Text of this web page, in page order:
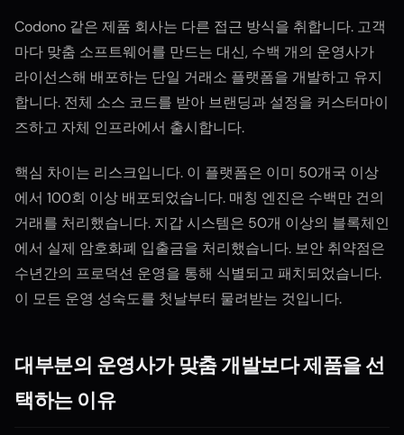
Codono 같은 제품 회사는 다른 접근 방식을 취합니다. 고객
마다 맞춤 소프트웨어를 만드는 대신, 수백 개의 운영사가
라이선스해 배포하는 단일 거래소 플랫폼을 개발하고 유지
합니다. 전체 소스 코드를 받아 브랜딩과 설정을 커스터마이
즈하고 자체 인프라에서 출시합니다.
핵심 차이는 리스크입니다. 이 플랫폼은 이미 50개국 이상
에서 100회 이상 배포되었습니다. 매칭 엔진은 수백만 건의
거래를 처리했습니다. 지갑 시스템은 50개 이상의 블록체인
에서 실제 암호화폐 입출금을 처리했습니다. 보안 취약점은
수년간의 프로덕션 운영을 통해 식별되고 패치되었습니다.
이 모든 운영 성숙도를 첫날부터 물려받는 것입니다.
대부분의 운영사가 맞춤 개발보다 제품을 선
택하는 이유